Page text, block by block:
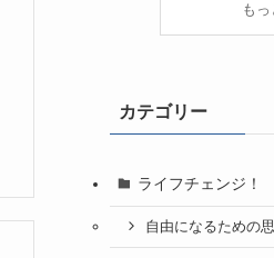
も
カテゴリー
ライフチェンジ！
自由になるための